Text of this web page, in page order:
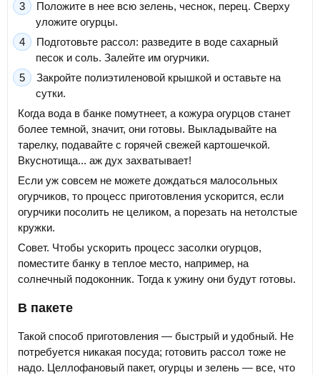
Положите в нее всю зелень, чеснок, перец. Сверху
уложите огурцы.
Подготовьте рассол: разведите в воде сахарный
песок и соль. Залейте им огурчики.
Закройте полиэтиленовой крышкой и оставьте на
сутки.
Когда вода в банке помутнеет, а кожура огурцов станет
более темной, значит, они готовы. Выкладывайте на
тарелку, подавайте с горячей свежей картошечкой.
Вкуснотища... аж дух захватывает!
Если уж совсем не можете дождаться малосольных
огурчиков, то процесс приготовления ускорится, если
огурчики посолить не целиком, а порезать на нетолстые
кружки.
Совет. Чтобы ускорить процесс засолки огурцов,
поместите банку в теплое место, например, на
солнечный подоконник. Тогда к ужину они будут готовы.
В пакете
Такой способ приготовления — быстрый и удобный. Не
потребуется никакая посуда; готовить рассол тоже не
надо. Целлофановый пакет, огурцы и зелень — все, что